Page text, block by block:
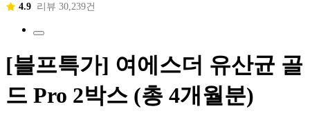
4.9 리뷰 30,239건
[블프특가] 여에스더 유산균 골
드 Pro 2박스 (총 4개월분)